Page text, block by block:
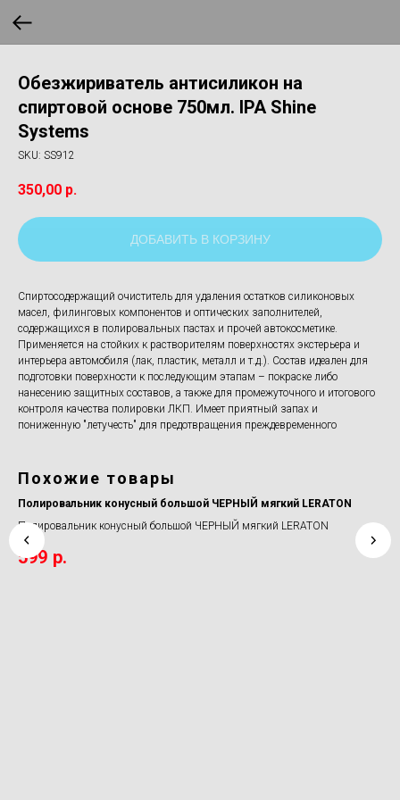
Обезжириватель антисиликон на
спиртовой основе 750мл. IPA Shine
Systems
SKU: SS912
350,00 р.
ДОБАВИТЬ В КОРЗИНУ
Спиртосодержащий очиститель для удаления остатков силиконовых
масел, филинговых компонентов и оптических заполнителей,
содержащихся в полировальных пастах и прочей автокосметике.
Применяется на стойких к растворителям поверхностях экстерьера и
интерьера автомобиля (лак, пластик, металл и т.д.). Состав идеален для
подготовки поверхности к последующим этапам – покраске либо
нанесению защитных составов, а также для промежуточного и итогового
контроля качества полировки ЛКП. Имеет приятный запах и
пониженную "летучесть" для предотвращения преждевременного
Похожие товары
Полировальник конусный большой ЧЕРНЫЙ мягкий LERATON
Полировальник конусный большой ЧЕРНЫЙ мягкий LERATON
599 р.